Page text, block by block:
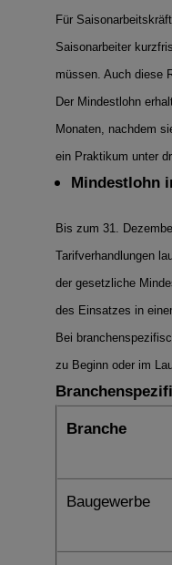
Für
Saisonarbeiter
müssen. Auch diese
Der Mindestlohn
Monaten, nachdem
ein Praktikum unter
Mindestlohn
Bis zum 31.
Tarifverhandlungen
der gesetzliche
des Einsatzes in
Bei
zu Beginn oder im
Branche
Baugewerbe